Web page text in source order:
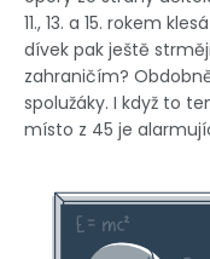
11., 13. a 15. rokem
dívek pak ještě
zahraničím?
spolužáky. I když to
místo z 45 je